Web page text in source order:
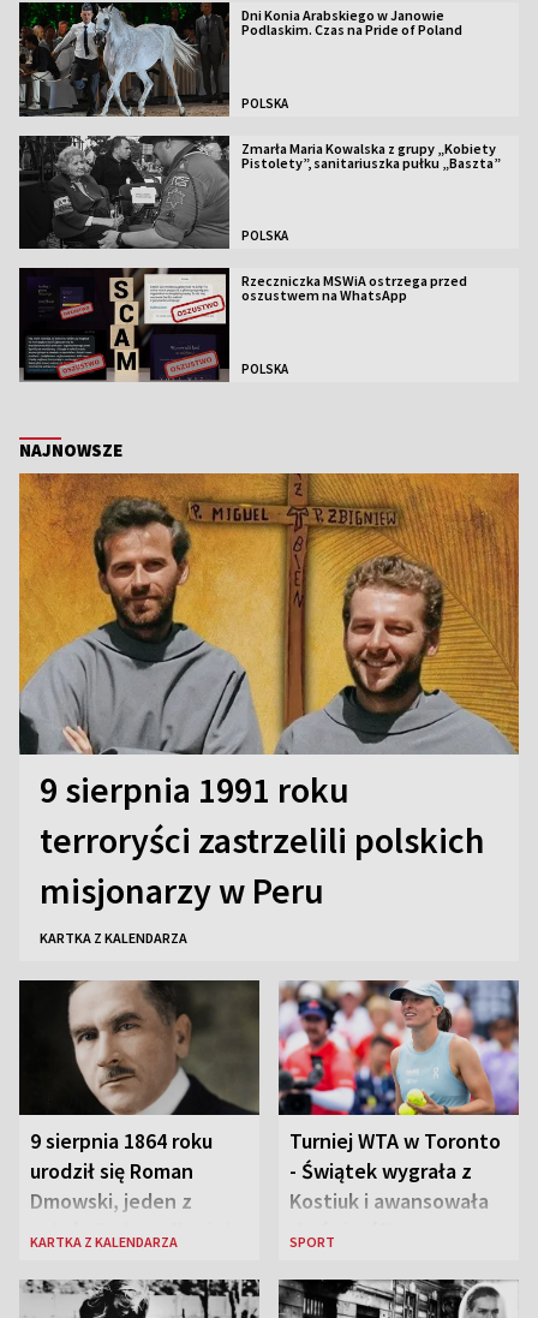
Dni Konia Arabskiego w Janowie
Podlaskim. Czas na Pride of Poland
POLSKA
Zmarła Maria Kowalska z grupy „Kobiety
Pistolety”, sanitariuszka pułku „Baszta”
POLSKA
Rzeczniczka MSWiA ostrzega przed
oszustwem na WhatsApp
POLSKA
NAJNOWSZE
9 sierpnia 1991 roku
terroryści zastrzelili polskich
misjonarzy w Peru
KARTKA Z KALENDARZA
9 sierpnia 1864 roku
urodził się Roman
Dmowski, jeden z
„ojców” niepodległej
KARTKA Z KALENDARZA
Turniej WTA w Toronto
- Świątek wygrała z
Kostiuk i awansowała
do ćwierćfinału
SPORT